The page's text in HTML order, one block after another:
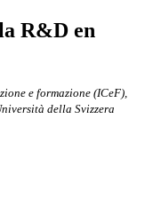
R&D en
e formazione (ICeF),
della Svizzera